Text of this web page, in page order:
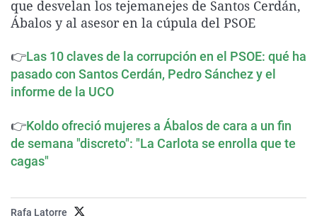
La rosa de los vientos
Como el perro y el
Caso
Equipo de
Operación Viuda
Extremadura
La Rioja
Virales
Elecciones
que desvelan los tejemanejes de Santos Cerdán,
Ábalos y al asesor en la cúpula del PSOE
👉Las 10 claves de la corrupción en el PSOE: qué ha
pasado con Santos Cerdán, Pedro Sánchez y el
informe de la UCO
👉Koldo ofreció mujeres a Ábalos de cara a un fin
de semana "discreto": "La Carlota se enrolla que te
cagas"
Rafa Latorre